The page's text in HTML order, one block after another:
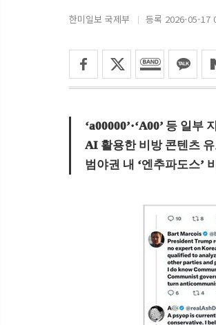
한미일보 국제부 등록 2026-05-17
‘a00000’·‘A00’ 등 일
AI 활용한 비방 콘텐츠
범야권 내 ‘엔추파도스’